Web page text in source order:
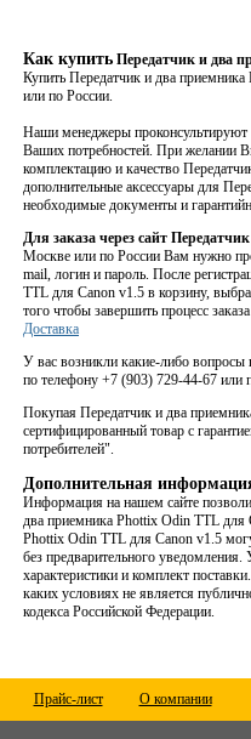
Как купить Передатчик и два
Купить Передатчик и два
или по России.
Наши менеджеры проконсультируют
Ваших потребностей. При желании
комплектацию и качество
дополнительные аксессуары для
необходимые документы и
Для заказа через сайт
Москве или по России Вам нужно
mail, логин и пароль. После
TTL для Canon v1.5 в корзину,
того чтобы завершить процесс
Доставка
У вас возникли какие-либо
по телефону +7 (903) 729-44-67 или
Покупая Передатчик и два
сертифицированный товар с
потребителей".
Дополнительная
Информация на нашем сайте
два приемника Phottix Odin TTL для
Phottix Odin TTL для Canon v1.5
без предварительного
характеристики и комплект
каких условиях не является
кодекса Российской Федерации.
Прайс-лист О компании